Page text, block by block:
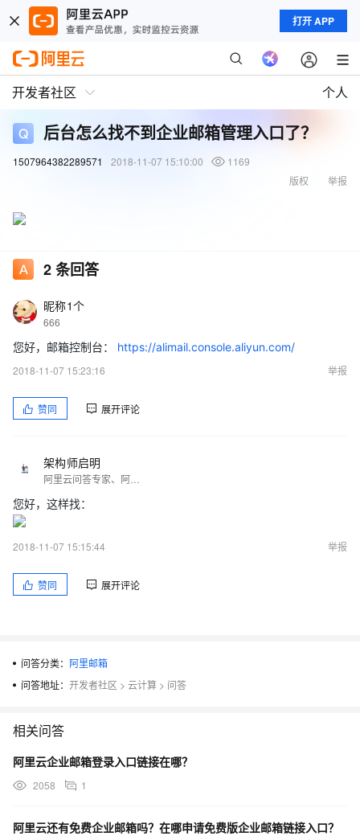
打开 APP
开发者社区 个人
后台怎么找不到企业邮箱管理入口了？
1507964382289571 2018-11-07 15:10:00
1169
举报
版权
2条回答
昵称1个
666
您好，邮箱控制台： https://alimail.console.aliyun.com/
2018-11-07 15:23:16
举报
赞同 展开评论
架构师启明
您好，这样找：
2018-11-07 15:15:44 举报
赞同 展开评论
问答分类： 阿里邮箱
问答地址： 开发者社区 > 云计算 > 问答
相关问答
阿里云企业邮箱登录入口链接在哪？
2058 1
阿里云还有免费企业邮箱吗？在哪申请免费版企业邮箱链接入口？